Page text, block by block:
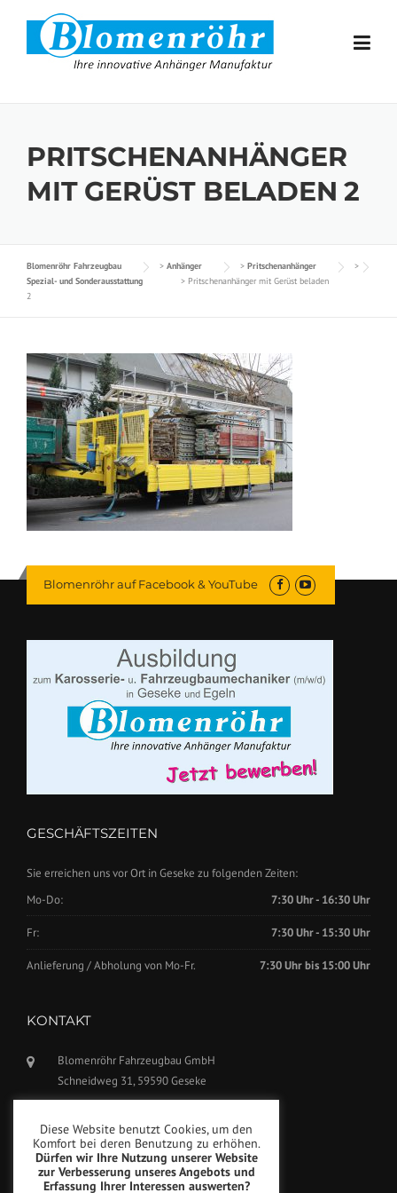
Skip to content
PRITSCHENANHÄNGER
MIT GERÜST BELADEN 2
Blomenröhr Fahrzeugbau > Anhänger > Pritschenanhänger
>
Spezial- und Sonderausstattung
> Pritschenanhänger mit Gerüst beladen
2
Blomenröhr auf Facebook & YouTube
GESCHÄFTSZEITEN
Sie erreichen uns vor Ort in Geseke zu folgenden Zeiten:
Mo-Do:
7:30 Uhr - 16:30 Uhr
Fr: 7:30 Uhr - 15:30 Uhr
Anlieferung / Abholung von Mo-Fr. 7:30 Uhr bis 15:00 Uhr
KONTAKT
Blomenröhr Fahrzeugbau GmbH
Schneidweg 31, 59590 Geseke
Fax: +49(0)2942-5799777
info@blomenroehr.com
Diese Website benutzt Cookies, um den
Komfort bei deren Benutzung zu erhöhen.
Dürfen wir Ihre Nutzung unserer Website
zur Verbesserung unseres Angebots und
Erfassung Ihrer Interessen auswerten?